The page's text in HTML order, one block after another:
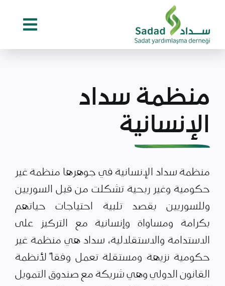
content
منظمة سداد
الإنسانية
منظمة سداد الإنسانية في جوهرها منظمة غير
حكومية وغير ربحية تشكلت من قبل السوريين
وللسوريين بقصد تلبية احتياجات حياتهم
بكرامة ومساواة وإنسانية مع التركيز على
الاستدامة والاستقلالية، سداد هي منظمة غير
حكومية نزيهة ومستقلة تعمل وفقاً لأنظمة
القانون الدولي وهي شريكة مع صندوق التمويل